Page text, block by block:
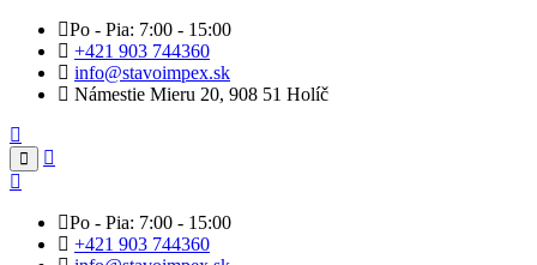
Po - Pia: 7:00 - 15:00
+421 903 744360
info@stavoimpex.sk
Námestie Mieru 20, 908 51 Holíč
Po - Pia: 7:00 - 15:00
+421 903 744360